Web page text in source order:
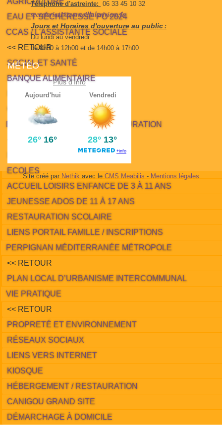
EAU ET SÉCHERESSE PO 2024
CCAS / L'ASSISTANTE SOCIALE
<< RETOUR
SOCIAL ET SANTÉ
BANQUE ALIMENTAIRE
INFO CCAS
COMPTE ET DÉLIBÉRATION
ENFANCE / JEUNESSE / RESTAURATION
<< RETOUR
INFO NOTE AUX FAMILLES
ECOLES
ACCUEIL LOISIRS ENFANCE DE 3 À 11 ANS
JEUNESSE ADOS DE 11 À 17 ANS
RESTAURATION SCOLAIRE
LIENS PORTAIL FAMILLE / INSCRIPTIONS
PERPIGNAN MÉDITERRANÉE MÉTROPOLE
<< RETOUR
PLAN LOCAL D’URBANISME INTERCOMMUNAL
VIE PRATIQUE
<< RETOUR
PROPRETÉ ET ENVIRONNEMENT
RÉSEAUX SOCIAUX
LIENS VERS INTERNET
KIOSQUE
HÉBERGEMENT / RESTAURATION
CANIGOU GRAND SITE
DÉMARCHAGE À DOMICILE
Téléphone d'astreinte: 06 33 45 10 32
secretariat1@corneillalariviere.fr
Jours et Horaires d'ouverture au public :
Du lundi au vendredi
de 8h30 à 12h00 et de 14h00 à 17h00
MÉTÉO
Plus d'Info
Site créé par Nethik avec le CMS Meabilis - Mentions légales